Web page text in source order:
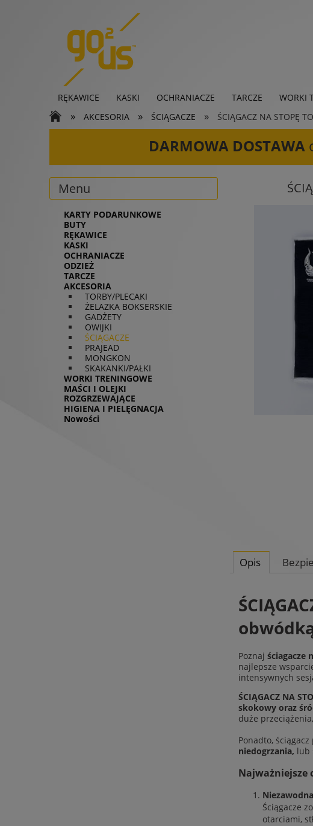
RĘKAWICE KASKI OCHRANIACZE TARCZE WORKI
KARTY PODARUNKOWE
» AKCESORIA » ŚCIĄGACZE » ŚCIĄGACZ NA STOPĘ
DARMOWA DOSTAWA
Menu
KARTY PODARUNKOWE
BUTY
RĘKAWICE
KASKI
OCHRANIACZE
ODZIEŻ
TARCZE
AKCESORIA
TORBY/PLECAKI
ŻELAZKA BOKSERSKIE
GADŻETY
OWIJKI
ŚCIĄGACZE
PRAJEAD
MONGKON
SKAKANKI/PAŁKI
WORKI TRENINGOWE
MAŚCI I OLEJKI
ROZGRZEWAJĄCE
HIGIENA I PIELĘGNACJA
Nowości
Opis
Poznaj ściagacze
najlepsze
intensywnych
ŚCIĄGACZ NA
skokowy oraz
duże
Ponadto,
niedogrzania, lub
Najważniejsze
Ściągacze
otarciami,